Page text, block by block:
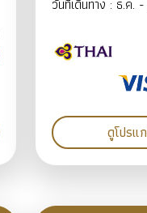
6วัน5คืน 31ธ
ม.ค.70 BY TG
วันที่เดินทาง : ธ.ค.
ดูโปรแ